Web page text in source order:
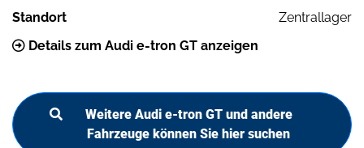
Standort
Zentrallager
Details zum Audi e-tron GT anzeigen
Weitere Audi e-tron GT und andere
Fahrzeuge können Sie hier suchen